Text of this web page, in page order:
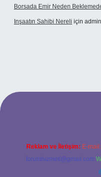
Borsada Emir Neden
Inşaatın Sahibi Nereli için admin
Reklam ve İletişim: E-mail:
forumhizmeti@gmail.com